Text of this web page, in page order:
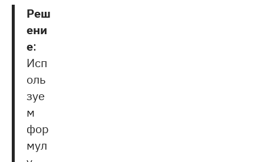
Реш
ени
е:
Исп
оль
зуе
м
фор
мул